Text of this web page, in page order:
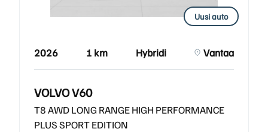
Uusi auto
2026 1 km Hybridi Vantaa
VOLVO V60
T8 AWD LONG RANGE HIGH PERFORMANCE
PLUS SPORT EDITION